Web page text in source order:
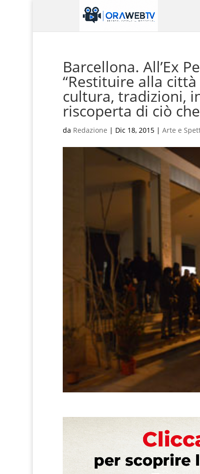
Barcellona. All’Ex
“Restituire alla
cultura, tradizioni,
riscoperta di ciò
da Redazione | Dic 18, 2015| Arte e